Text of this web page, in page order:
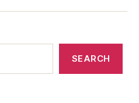
SEARCH